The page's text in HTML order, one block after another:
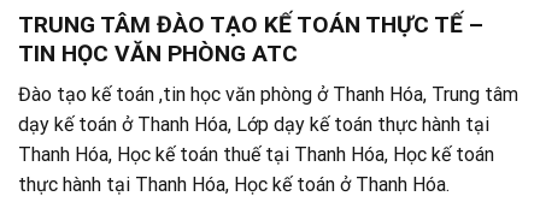
TRUNG TÂM ĐÀO TẠO KẾ TOÁN THỰC TẾ –
TIN HỌC VĂN PHÒNG ATC
Đào tạo kế toán ,tin học văn phòng ở Thanh Hóa, Trung tâm
dạy kế toán ở Thanh Hóa, Lớp dạy kế toán thực hành tại
Thanh Hóa, Học kế toán thuế tại Thanh Hóa, Học kế toán
thực hành tại Thanh Hóa, Học kế toán ở Thanh Hóa.